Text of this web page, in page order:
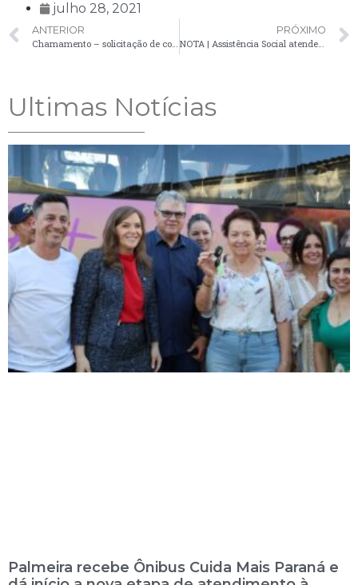
julho 28, 2021
ANTERIOR
Chamamento – solicitação de comparecimento de candidatos – 27/07
PRÓXIMO
NOTA | Assistência Social atende moradores que encontrem necessidades devido ao frio
Ultimas Notícias
Palmeira recebe Ônibus Cuida Mais Paraná e